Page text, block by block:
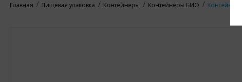
Главная Пищевая упаковка Контейнеры Контейнеры БИО Контейнер